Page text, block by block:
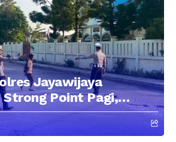
Jayawijaya
Strong Point Pagi,
dengan